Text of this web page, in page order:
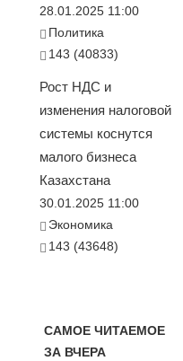
28.01.2025 11:00
Политика
143 (40833)
Рост НДС и
изменения налоговой
системы коснутся
малого бизнеса
Казахстана
30.01.2025 11:00
Экономика
143 (43648)
САМОЕ ЧИТАЕМОЕ
ЗА ВЧЕРА